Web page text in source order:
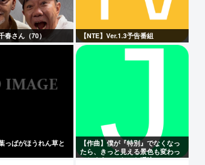
春さん（70） 【NTE】Ver.1.3予告番組
っぱがほうれん草と
【作曲】僕が『特別』でなくなっ
たら、きっと見える景色も変わっ
てしまう。⋯だから曖昧でいい。